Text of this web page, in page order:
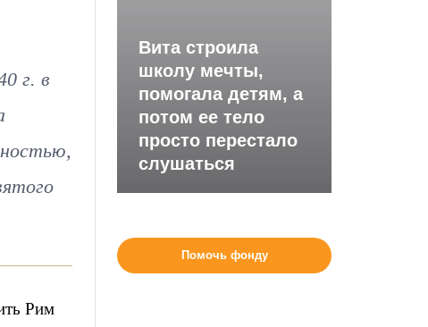
г. в
Рим
Вита строила
школу мечты,
помогала детям, а
потом ее тело
просто перестало
слушаться
Помочь фонду